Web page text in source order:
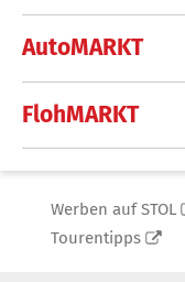
AutoMARKT
FlohMARKT
Werben auf STOL
Tourentipps